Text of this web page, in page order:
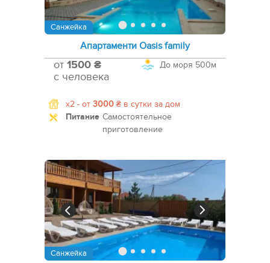
Санжейка
Апартаменти Oasis family
До моря 500м
от 1500 ₴
с человека
x2 - от 3000 ₴ в сутки за дом
Питание Самостоятельное
приготовление
Санжейка